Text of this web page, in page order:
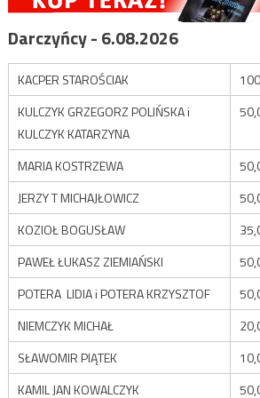
Darczyńcy - 6.08.2026
KACPER STAROŚCIAK
KULCZYK GRZEGORZ POLIŃSKA i
KULCZYK KATARZYNA
MARIA KOSTRZEWA
JERZY T MICHAJŁOWICZ
KOZIOŁ BOGUSŁAW
PAWEŁ ŁUKASZ ZIEMIAŃSKI
POTERA LIDIA i POTERA KRZYSZTOF
NIEMCZYK MICHAŁ
SŁAWOMIR PIĄTEK
KAMIL JAN KOWALCZYK